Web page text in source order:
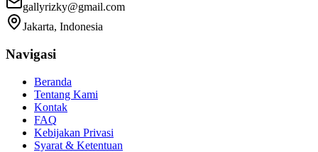
gallyrizky@gmail.com
Jakarta, Indonesia
Navigasi
Beranda
Tentang Kami
Kontak
FAQ
Kebijakan Privasi
Syarat & Ketentuan